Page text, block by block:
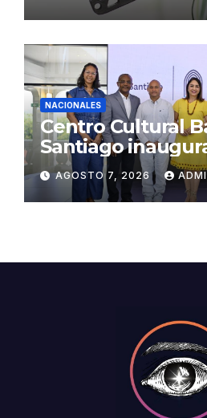
NACIONALES
Centro Cultural
Santiago
Congreso de
Santiago
AGOSTO 7, 2026